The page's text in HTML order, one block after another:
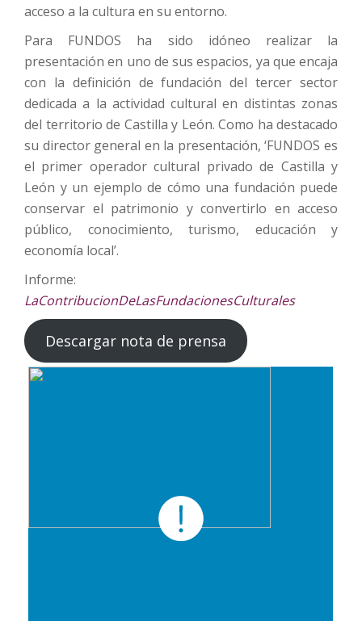
acceso a la cultura en su entorno.
Para FUNDOS ha sido idóneo realizar la
presentación en uno de sus espacios, ya que encaja
con la definición de fundación del tercer sector
dedicada a la actividad cultural en distintas zonas
del territorio de Castilla y León. Como ha destacado
su director general en la presentación, ‘FUNDOS es
el primer operador cultural privado de Castilla y
León y un ejemplo de cómo una fundación puede
conservar el patrimonio y convertirlo en acceso
público, conocimiento, turismo, educación y
economía local’.
Informe:
LaContribucionDeLasFundacionesCulturales
Descargar nota de prensa